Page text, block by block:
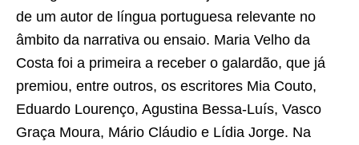
de um autor de língua portuguesa relevante no
âmbito da narrativa ou ensaio. Maria Velho da
Costa foi a primeira a receber o galardão, que já
premiou, entre outros, os escritores Mia Couto,
Eduardo Lourenço, Agustina Bessa-Luís, Vasco
Graça Moura, Mário Cláudio e Lídia Jorge. Na